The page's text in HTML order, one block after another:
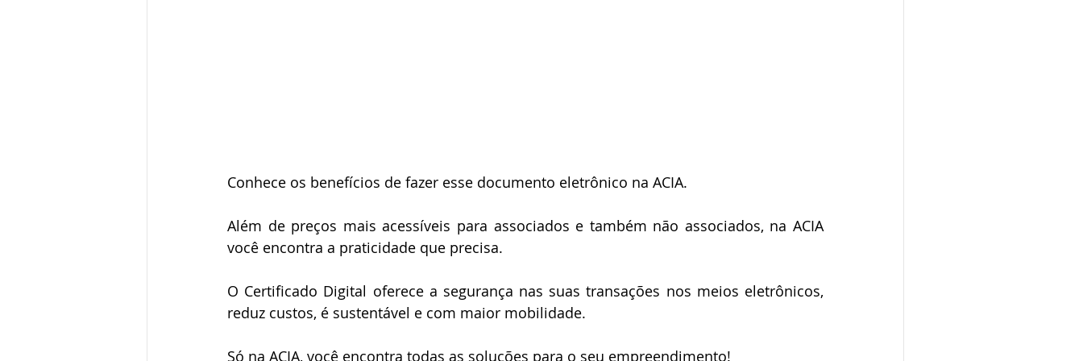
Conhece os benefícios de fazer esse documento eletrônico na ACIA.
Além de preços mais acessíveis para associados e também não associados, na ACIA
você encontra a praticidade que precisa.
O Certificado Digital oferece a segurança nas suas transações nos meios eletrônicos,
reduz custos, é sustentável e com maior mobilidade.
Só na ACIA, você encontra todas as soluções para o seu empreendimento!